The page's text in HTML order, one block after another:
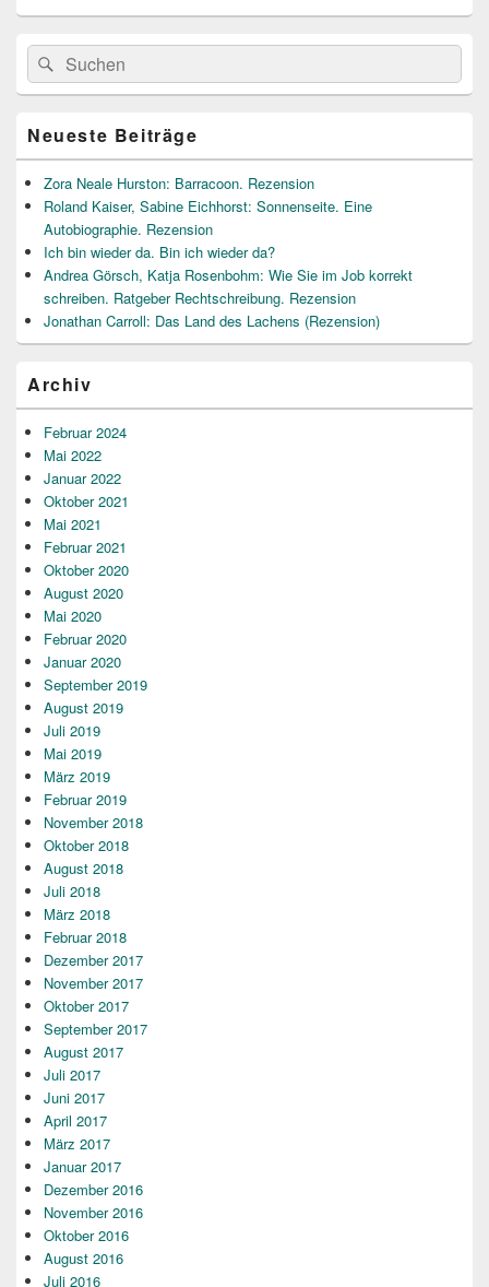
Primärer
Seitenleisten
Widget-
Bereich
Suche
nach:
Suchen
Neueste Beiträge
Zora Neale Hurston: Barracoon. Rezension
Roland Kaiser, Sabine Eichhorst: Sonnenseite. Eine
Autobiographie. Rezension
Ich bin wieder da. Bin ich wieder da?
Andrea Görsch, Katja Rosenbohm: Wie Sie im Job korrekt
schreiben. Ratgeber Rechtschreibung. Rezension
Jonathan Carroll: Das Land des Lachens (Rezension)
Archiv
Februar 2024
Mai 2022
Januar 2022
Oktober 2021
Mai 2021
Februar 2021
Oktober 2020
August 2020
Mai 2020
Februar 2020
Januar 2020
September 2019
August 2019
Juli 2019
Mai 2019
März 2019
Februar 2019
November 2018
Oktober 2018
August 2018
Juli 2018
März 2018
Februar 2018
Dezember 2017
November 2017
Oktober 2017
September 2017
August 2017
Juli 2017
Juni 2017
April 2017
März 2017
Januar 2017
Dezember 2016
November 2016
Oktober 2016
August 2016
Juli 2016